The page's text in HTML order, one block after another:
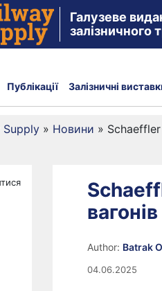
Галузеве
залізничного
Публікації Залізничні
Supply » Новини »
Author: Batrak
04.06.2025